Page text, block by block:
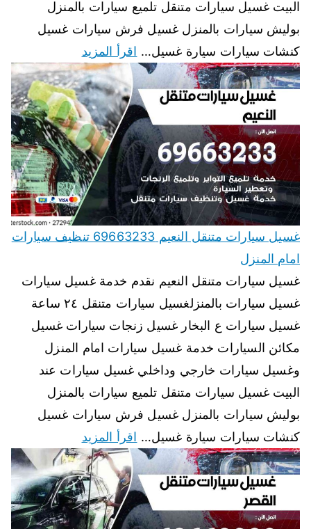
البيت غسيل سيارات متنقل تلميع سيارات بالمنزل
بوليش سيارات بالمنزل غسيل فرش سيارات غسيل
كنشات سيارات سيارة غسيل… اقرأ المزيد
غسيل سيارات متنقل النعيم 69663233 تنظيف سيارات
امام المنزل
غسيل سيارات متنقل النعيم نقدم خدمة غسيل سيارات
غسيل سيارات بالمنزلغسيل سيارات متنقل ٢٤ ساعة
غسيل سيارات ع البخار غسيل زنجات سيارات غسيل
مكائن السيارات خدمة غسيل سيارات امام المنزل
وغسيل سيارات خارجي وداخلي غسيل سيارات عند
البيت غسيل سيارات متنقل تلميع سيارات بالمنزل
بوليش سيارات بالمنزل غسيل فرش سيارات غسيل
كنشات سيارات سيارة غسيل… اقرأ المزيد